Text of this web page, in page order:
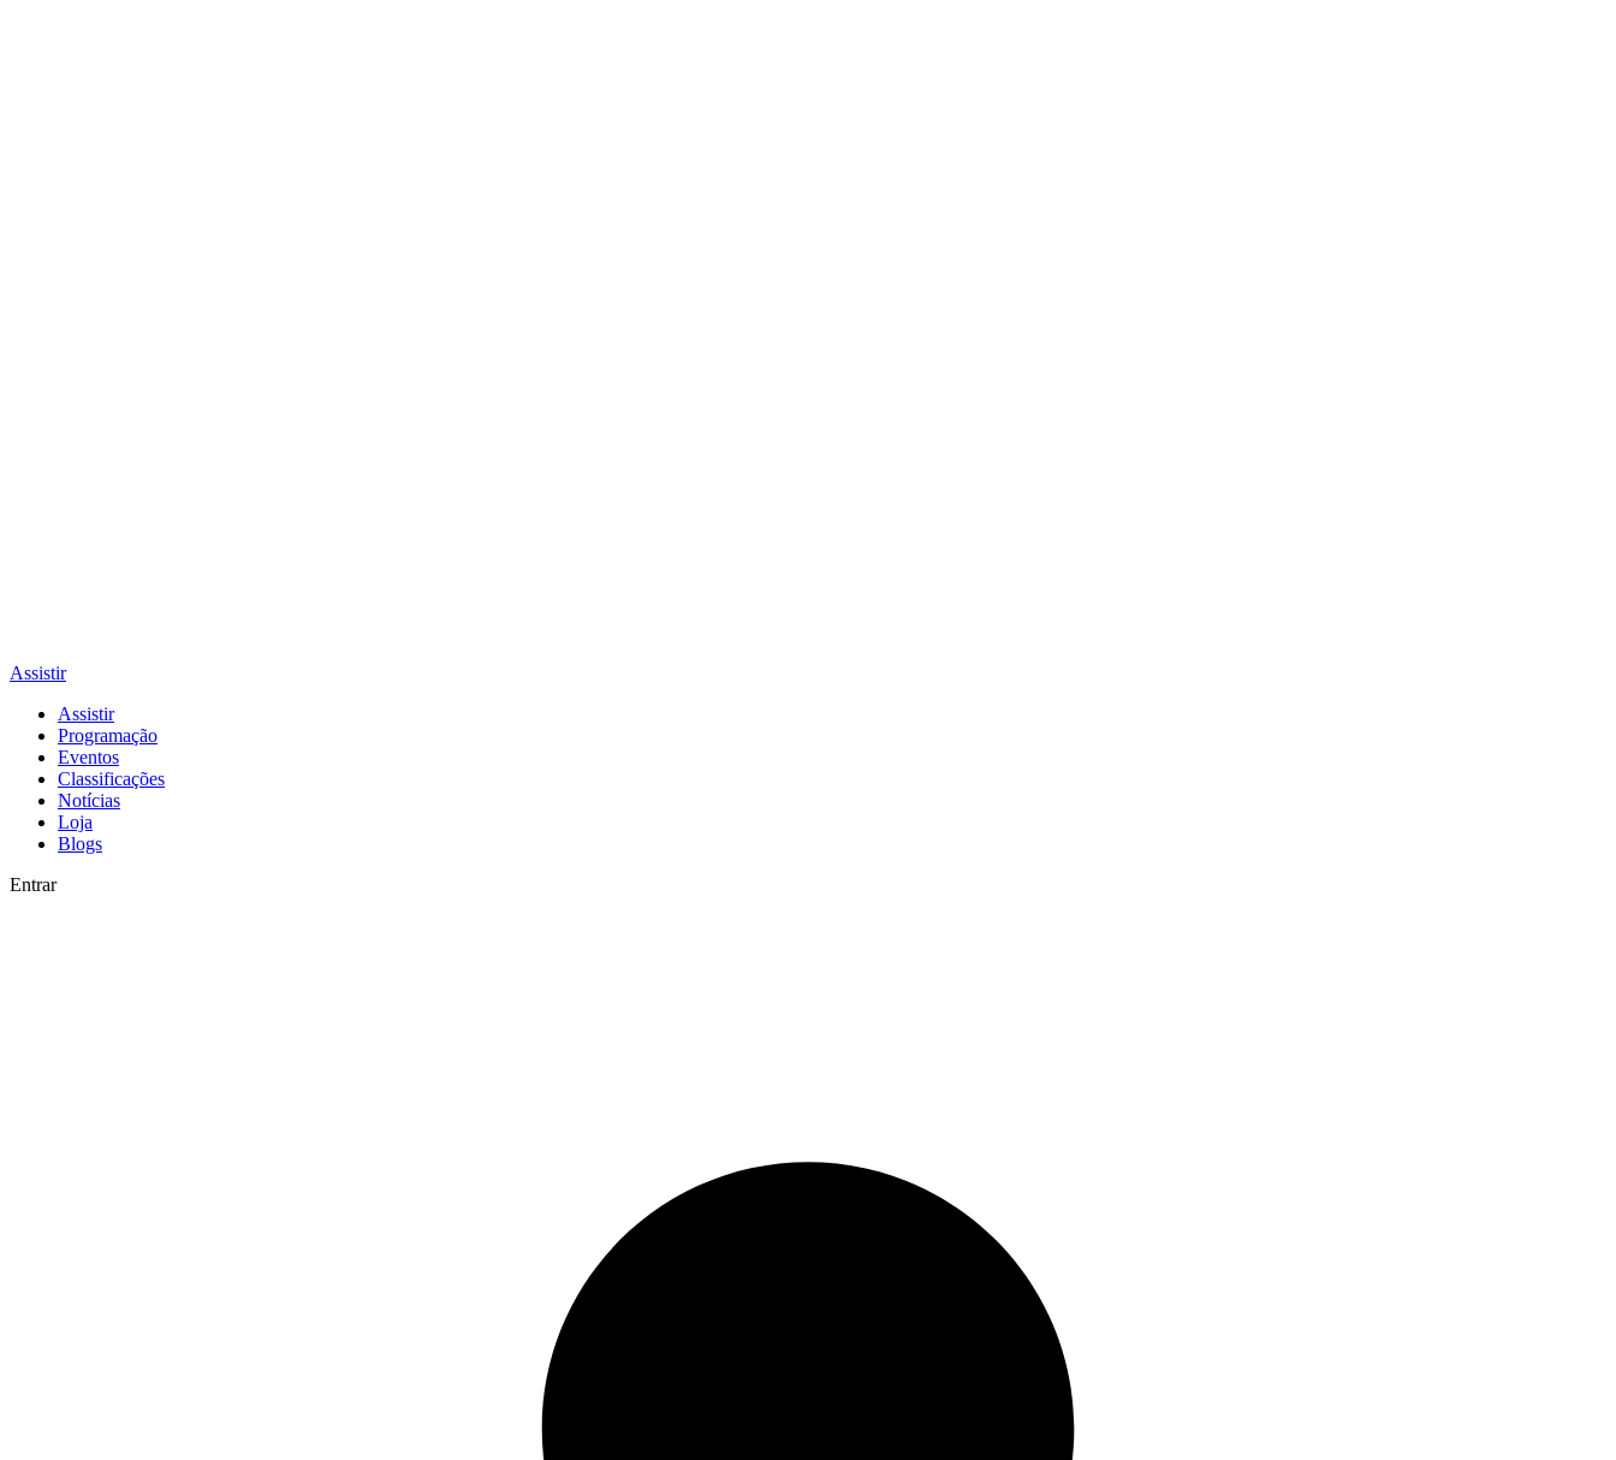
Assistir
Assistir
Programação
Eventos
Classificações
Notícias
Loja
Blogs
Entrar